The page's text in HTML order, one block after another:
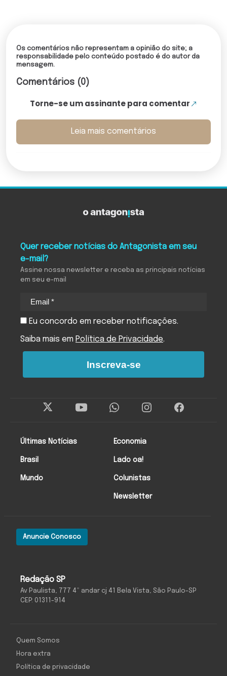
Os comentários não representam a opinião do site; a
responsabilidade pelo conteúdo postado é do autor da
mensagem.
Comentários (0)
Torne-se um assinante para comentar
Leia mais comentários
Redação SP
Av Paulista, 777 4º andar cj 41 Bela Vista, São Paulo-SP
CEP: 01311-914
Anuncie Conosco
Últimas Notícias
Brasil
Mundo
Economia
Lado oa!
Colunistas
Newsletter
Quer receber notícias do Antagonista em seu
e-mail?
Assine nossa newsletter e receba as principais notícias
em seu e-mail
Eu concordo em receber notificações.
Saiba mais em Política de Privacidade.
Inscreva-se
Quem Somos
Hora extra
Política de privacidade